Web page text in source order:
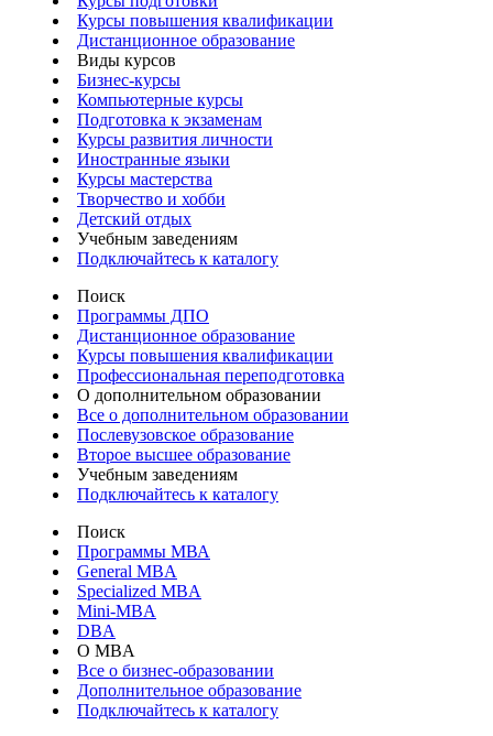
Курсы повышения квалификации
Дистанционное образование
Виды курсов
Бизнес-курсы
Компьютерные курсы
Подготовка к экзаменам
Курсы развития личности
Иностранные языки
Курсы мастерства
Творчество и хобби
Детский отдых
Учебным заведениям
Подключайтесь к каталогу
Поиск
Программы ДПО
Дистанционное образование
Курсы повышения квалификации
Профессиональная переподготовка
О дополнительном образовании
Все о дополнительном образовании
Послевузовское образование
Второе высшее образование
Учебным заведениям
Подключайтесь к каталогу
Поиск
Программы МВА
General MBA
Specialized MBA
Mini-MBA
DBA
О MBA
Все о бизнес-образовании
Дополнительное образование
Подключайтесь к каталогу